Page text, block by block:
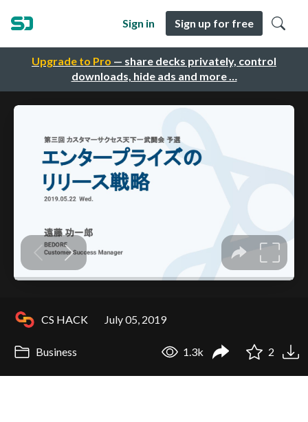
Upgrade to Pro — share decks privately, control
downloads, hide ads and more …
Sign in Sign up for free
CS HACK July 05, 2019
Business 1.3k 2